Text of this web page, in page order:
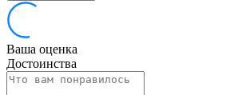
Ваша оценка
Достоинства